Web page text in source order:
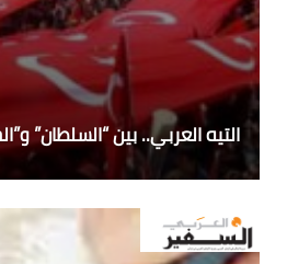
التيه العربي.. بين “السلطان”